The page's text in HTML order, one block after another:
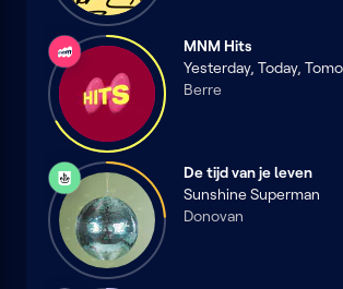
MNM
MNM Hits
Yesterday, Today,
Berre
Radio
Bene
De tijd van je leven
Sunshine Superman
Donovan